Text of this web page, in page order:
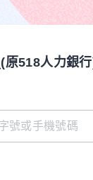
(原518人力銀